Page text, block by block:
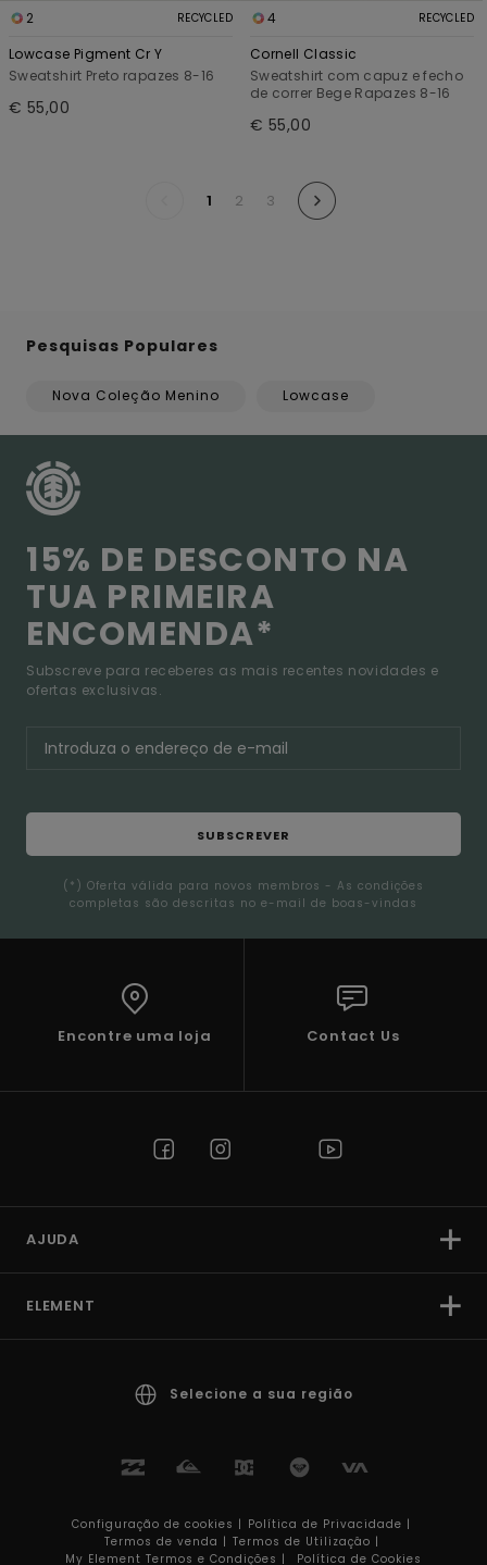
2 RECYCLED
Lowcase Pigment Cr Y
Sweatshirt Preto rapazes 8-16
€ 55,00
4 RECYCLED
Cornell Classic
Sweatshirt com capuz e fecho
de correr Bege Rapazes 8-16
€ 55,00
1 2 3
Pesquisas Populares
Nova Coleção Menino Lowcase
15% DE DESCONTO NA
TUA PRIMEIRA
ENCOMENDA*
Subscreve para receberes as mais recentes novidades e
ofertas exclusivas.
SUBSCREVER
(*) Oferta válida para novos membros - As condições
completas são descritas no e-mail de boas-vindas
Encontre uma loja Contact Us
AJUDA
ELEMENT
Selecione a sua região
Configuração de cookies | Política de Privacidade |
Termos de venda | Termos de Utilizaçâo |
My Element Termos e Condições |
Política de Cookies